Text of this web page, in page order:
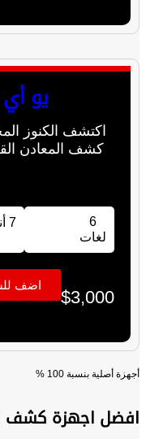
يو
اكتشف الكنوز
كشف المعادن
6
لغات
7 أنظمة
$3,000
اضف
أجهزة أصلية بنسبة 100 %
افضل اجهزة كشف